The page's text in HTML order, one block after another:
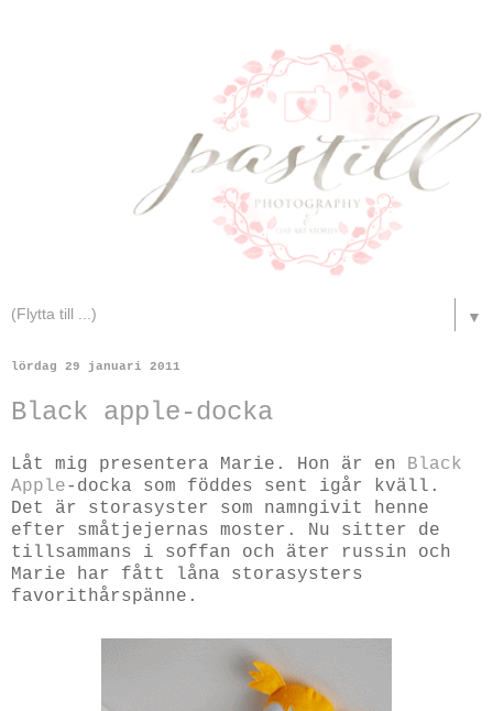
▼
lördag 29 januari 2011
Black apple-docka
Låt mig presentera Marie. Hon är en
Black
Apple-docka som föddes sent igår kväll.
Det är storasyster som namngivit henne
efter småtjejernas moster. Nu sitter de
tillsammans i soffan och äter russin och
Marie har fått låna storasysters
favorithårspänne.